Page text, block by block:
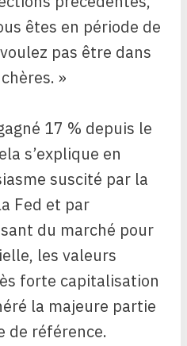
êtes en période de
pas être dans
»
17 % depuis le
s’explique en
suscité par la
Fed et par
du marché pour
les valeurs
forte capitalisation
la majeure partie
de référence.